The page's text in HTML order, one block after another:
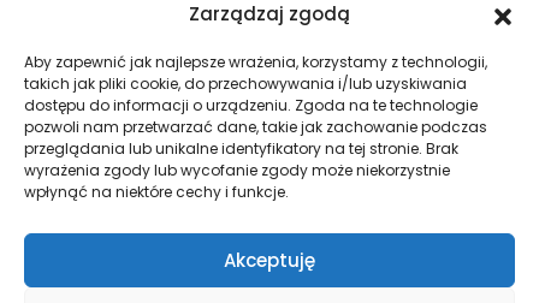
Zarządzaj zgodą
Aby zapewnić jak najlepsze wrażenia, korzystamy z technologii,
takich jak pliki cookie, do przechowywania i/lub uzyskiwania
dostępu do informacji o urządzeniu. Zgoda na te technologie
pozwoli nam przetwarzać dane, takie jak zachowanie podczas
przeglądania lub unikalne identyfikatory na tej stronie. Brak
wyrażenia zgody lub wycofanie zgody może niekorzystnie
wpłynąć na niektóre cechy i funkcje.
Akceptuję
Realizacje
Kariera
Galeria
Kontakt
+48 575 972 637
biuro@pm-invest.com.pl
ul. Kwiatu Paproci 10,